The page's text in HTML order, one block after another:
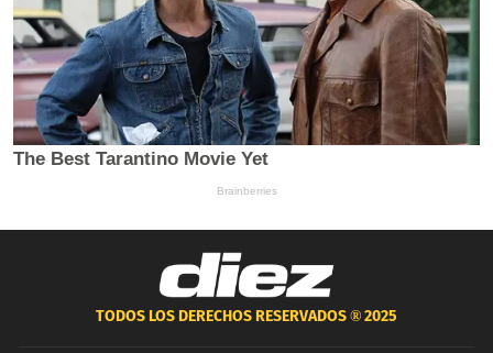
TODOS LOS DERECHOS RESERVADOS ®2025